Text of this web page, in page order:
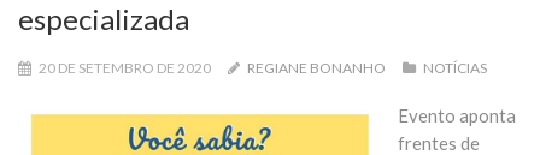
especializada
20 DE SETEMBRO DE 2020 REGIANE BONANHO NOTÍCIAS
Evento aponta
frentes de